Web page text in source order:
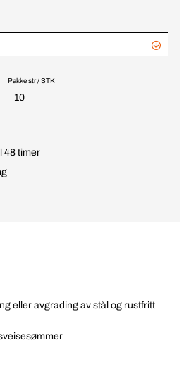
Pakke str / STK
10
48 timer
eller avgrading av stål og rustfritt